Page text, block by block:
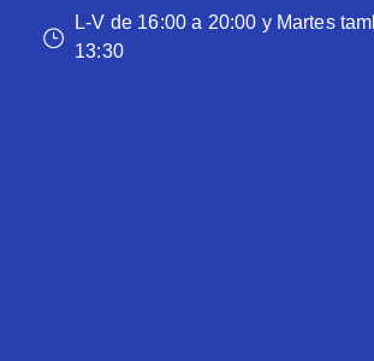
L-V de 16:00 a 20:00 y Martes
13:30